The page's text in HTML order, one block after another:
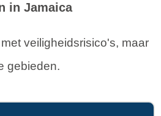
in Jamaica
veiligheidsrisico's, maar
gebieden.